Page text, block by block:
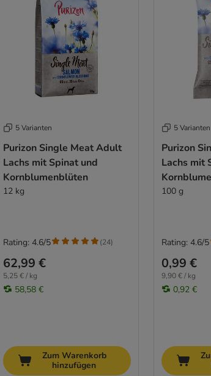
5 Varianten
Purizon Single Meat Adult
Lachs mit Spinat und
Kornblumenblüten
12 kg
62,99 €
5,25 € / kg
58,58 €
Rating: 4.6/5 (24)
Zum Warenkorb
hinzufügen
5 Varianten
Purizon
Lachs mit
100 g
0,99 €
9,90 € / kg
0,92 €
Rating: 4.6/5